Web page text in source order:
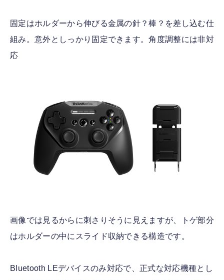
固定はホルダーから伸びる金属の針？棒？を差し込む仕
組み。意外としっかり固定できます。角度調整には非対
応
画像では見るからに刺さりそうに見えますが、トゲ部分
はホルダーの中にスライド収納できる構造です。
Bluetooth LEデバイスのみ対応で、正式な対応機種とし